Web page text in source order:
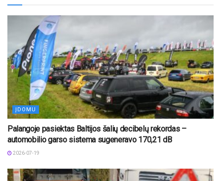
ĮDOMU
Palangoje pasiektas Baltijos šalių decibelų rekordas –
automobilio garso sistema sugeneravo 170,21 dB
2026-07-19